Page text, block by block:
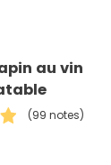
au vin
(99 notes)